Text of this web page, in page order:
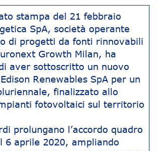
stampa del 21 febbraio
SpA, società operante
di progetti da fonti rinnovabili
Growth Milan, ha
aver sottoscritto un nuovo
Renewables SpA per un
finalizzato allo
fotovoltaici sul territorio
prolungano l’accordo quadro
6 aprile 2020, ampliando